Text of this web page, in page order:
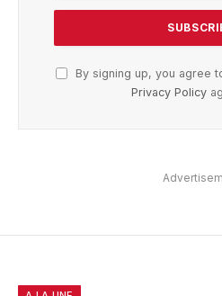
By signing up, you agree
Privacy Policy